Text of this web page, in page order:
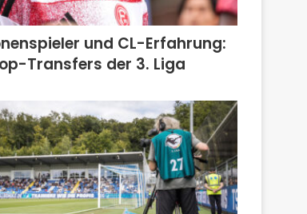
und CL-Erfahrung:
Transfers der 3. Liga